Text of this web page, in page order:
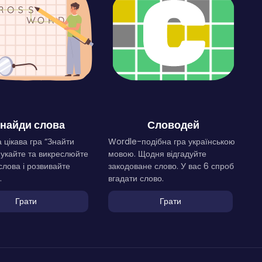
слова
гра “Знайти
та викреслюйте
і розвивайте
Грати
Словодей
Wordle-подібна гра українською
мовою. Щодня відгадуйте
закодоване слово. У вас 6 спроб
вгадати слово.
Грати